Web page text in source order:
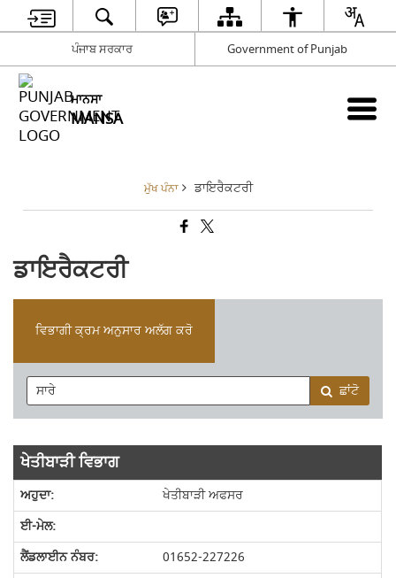
ਪੰਜਾਬ ਸਰਕਾਰ Government of Punjab
ਮਾਨਸਾ
MANSA
ਮੁੱਖ ਪੰਨਾ ਡਾਇਰੈਕਟਰੀ
ਡਾਇਰੈਕਟਰੀ
ਵਿਭਾਗੀ ਕ੍ਰਮ ਅਨੁਸਾਰ ਅਲੱਗ ਕਰੋ
ਛਾਂਟੋ
ਖੇਤੀਬਾੜੀ ਵਿਭਾਗ
ਖੇਤੀਬਾੜੀ ਅਫਸਰ
01652-227226